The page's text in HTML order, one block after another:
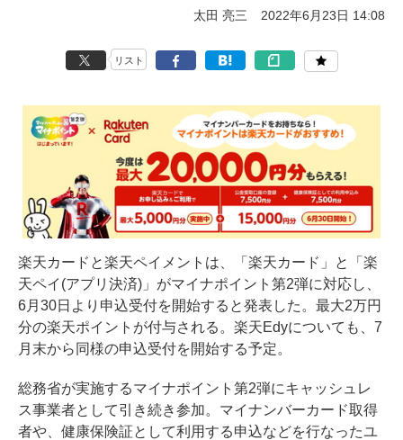
太田 亮三 2022年6月23日 14:08
リスト
楽天カードと楽天ペイメントは、「楽天カード」と「楽
天ペイ(アプリ決済)」がマイナポイント第2弾に対応し、
6月30日より申込受付を開始すると発表した。最大2万円
分の楽天ポイントが付与される。楽天Edyについても、7
月末から同様の申込受付を開始する予定。
総務省が実施するマイナポイント第2弾にキャッシュレ
ス事業者として引き続き参加。マイナンバーカード取得
者や、健康保険証として利用する申込などを行なったユ